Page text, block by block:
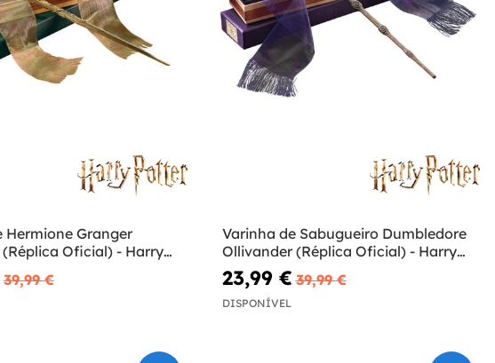
Hermione Granger
Oficial) - Harry
39,99 €
Varinha de Sabugueiro Dumbledore
Ollivander (Réplica Oficial) - Harry
Potter
23,99 € 39,99 €
DISPONÍVEL